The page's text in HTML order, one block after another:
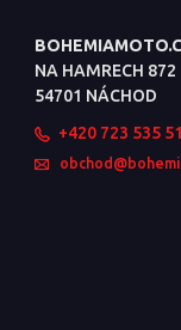
NA HAMRECH 872
54701 NÁCHOD
+420 723 535